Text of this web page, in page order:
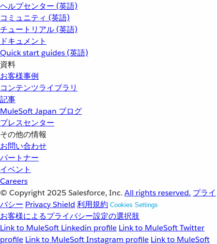
ヘルプセンター (英語)
コミュニティ (英語)
チュートリアル (英語)
ドキュメント
Quick start guides (英語)
資料
お客様事例
コンテンツライブラリ
記事
MuleSoft Japan ブログ
プレスセンター
その他の情報
お問い合わせ
パートナー
イベント
Careers
© Copyright 2025 Salesforce, Inc. All rights reserved. プライ
バシー Privacy Shield 利用規約 Cookies Settings
お客様によるプライバシー設定の選択肢
Link to MuleSoft Linkedin profile Link to MuleSoft Twitter
profile Link to MuleSoft Instagram profile Link to MuleSoft